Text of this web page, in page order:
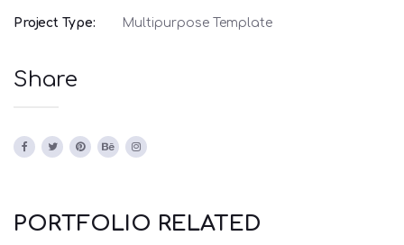
Project Type: Multipurpose Template
Share
PORTFOLIO RELATED